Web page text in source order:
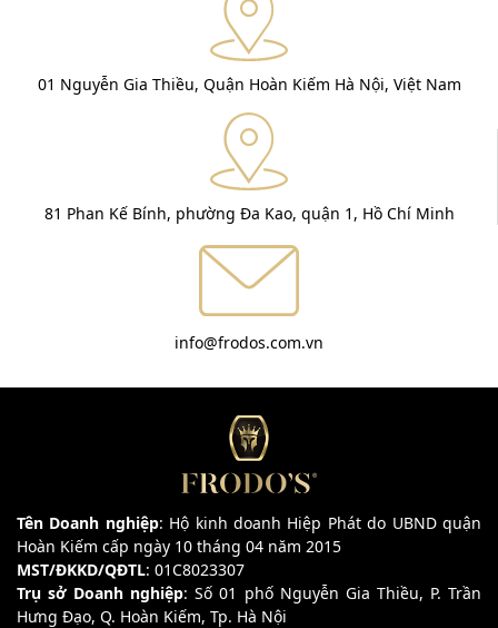
01 Nguyễn Gia Thiều, Quận Hoàn Kiếm Hà Nội, Việt Nam
81 Phan Kế Bính, phường Đa Kao, quận 1, Hồ Chí Minh
info@frodos.com.vn
Tên Doanh nghiệp: Hộ kinh doanh Hiệp Phát do UBND quận
Hoàn Kiếm cấp ngày 10 tháng 04 năm 2015
MST/ĐKKD/QĐTL: 01C8023307
Trụ sở Doanh nghiệp: Số 01 phố Nguyễn Gia Thiều, P. Trần
Hưng Đạo, Q. Hoàn Kiếm, Tp. Hà Nội